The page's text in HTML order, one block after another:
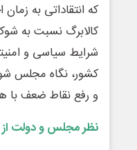
که انتقاداتی به
کالابرگ نسبت به
شرایط سیاسی و
کشور، نگاه مجلس
و رفع نقاط ضعف با
نظر مجلس و دولت از